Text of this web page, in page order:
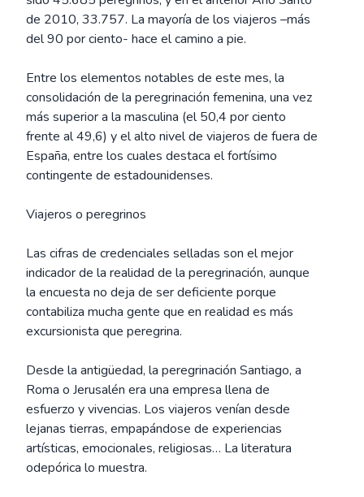
de 2010, 33.757. La mayoría de los viajeros –más
del 90 por ciento- hace el camino a pie.
Entre los elementos notables de este mes, la
consolidación de la peregrinación femenina, una vez
más superior a la masculina (el 50,4 por ciento
frente al 49,6) y el alto nivel de viajeros de fuera de
España, entre los cuales destaca el fortísimo
contingente de estadounidenses.
Viajeros o peregrinos
Las cifras de credenciales selladas son el mejor
indicador de la realidad de la peregrinación, aunque
la encuesta no deja de ser deficiente porque
contabiliza mucha gente que en realidad es más
excursionista que peregrina.
Desde la antigüedad, la peregrinación Santiago, a
Roma o Jerusalén era una empresa llena de
esfuerzo y vivencias. Los viajeros venían desde
lejanas tierras, empapándose de experiencias
artísticas, emocionales, religiosas… La literatura
odepórica lo muestra.